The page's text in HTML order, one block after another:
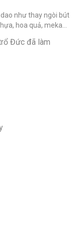
như thay ngòi bút
hoa quả, meka…
Đức đã làm